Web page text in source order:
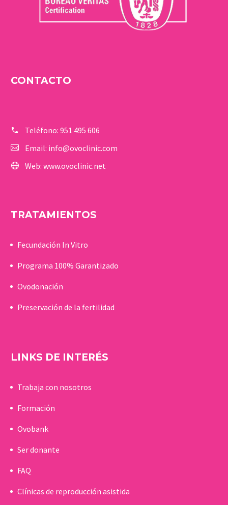
CONTACTO
Teléfono: 951 495 606
Email: info@ovoclinic.com
Web: www.ovoclinic.net
TRATAMIENTOS
Fecundación In Vitro
Programa 100% Garantizado
Ovodonación
Preservación de la fertilidad
LINKS DE INTERÉS
Trabaja con nosotros
Formación
Ovobank
Ser donante
FAQ
Clínicas de reproducción asistida